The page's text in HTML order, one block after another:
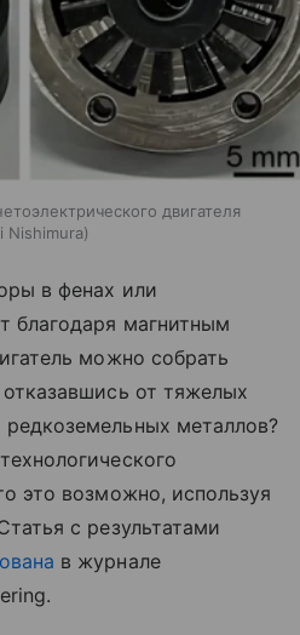
двигателя
Nishimura
в фенах или
благодаря магнитным
можно собрать
от тяжелых
металлов?
это возможно, используя
с результатами
в журнале